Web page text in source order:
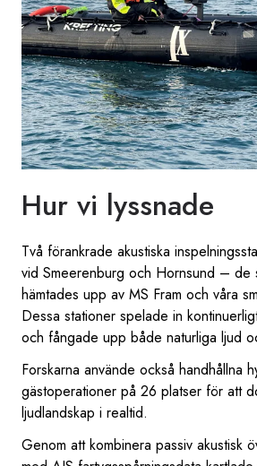
Hur vi lyssnade
Två förankrade akustiska
vid Smeerenburg och Hornsund – de
hämtades upp av MS Fram och våra
Dessa stationer spelade in
och fångade upp både naturliga ljud
Forskarna använde också handhållna
gästoperationer på 26 platser för att
ljudlandskap i realtid.
Genom att kombinera passiv akustisk